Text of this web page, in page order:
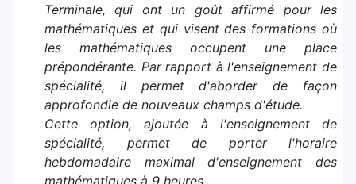
Terminale, qui ont un goût affirmé pour les
mathématiques et qui visent des formations où
les mathématiques occupent une place
prépondérante. Par rapport à l'enseignement de
spécialité, il permet d'aborder de façon
approfondie de nouveaux champs d'étude.
Cette option, ajoutée à l'enseignement de
spécialité, permet de porter l'horaire
hebdomadaire maximal d'enseignement des
mathématiques à 9 heures.